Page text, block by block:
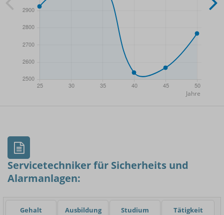
Einsteigerin / Einsteiger
Servicetechniker für Sicherheits und
Alarmanlagen:
Gehalt Ausbildung Studium Tätigkeit